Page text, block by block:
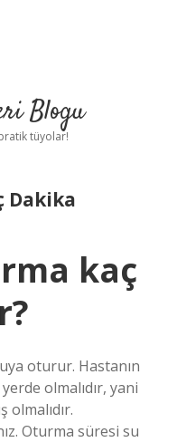
Blogu
tüyolar!
Dakika
kaç
oturur. Hastanın
olmalıdır, yani
Oturma süresi su